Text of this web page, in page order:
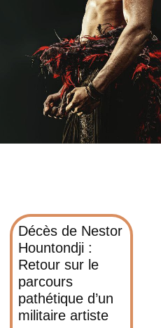
Décès de Nestor
Hountondji :
Retour sur le
parcours
pathétique d’un
militaire artiste